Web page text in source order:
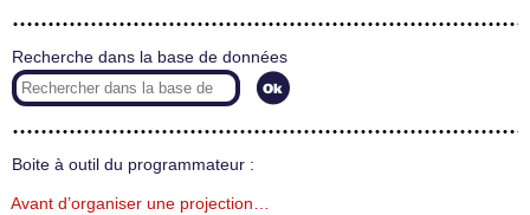
Recherche dans la base de données
Boite à outil du programmateur :
Avant d’organiser une projection…